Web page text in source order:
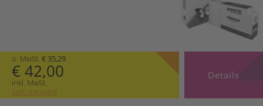
o. MwSt. € 35,29
€ 42,00
inkl. MwSt.
zzgl. Versand
Details